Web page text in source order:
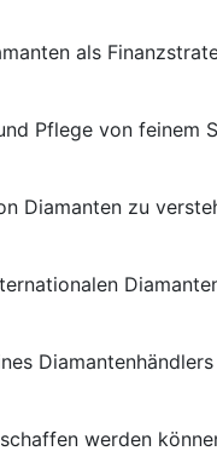
als
Pflege von feinem
Diamanten zu
Diamantenhändlers
werden